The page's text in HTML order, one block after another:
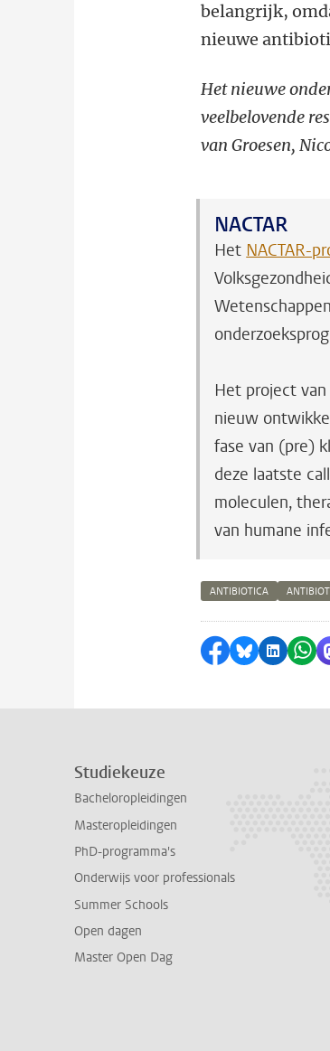
belangrijk,
nieuwe
Het nieuwe
veelbelovende
van Groesen,
NACTAR
Het NACTAR-
Het project
nieuw
fase van (pre)
deze laatste
moleculen,
van humane
ANTIBIOTICA
Delen op
Delen via
Delen
Studiekeuze
Bacheloropleidingen
Masteropleidingen
PhD-programma's
Onderwijs voor professionals
Summer Schools
Open dagen
Master Open Dag